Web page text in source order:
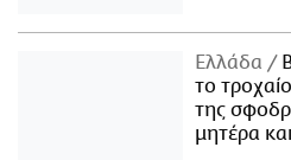
Ελλάδα
το
της
μητέρα